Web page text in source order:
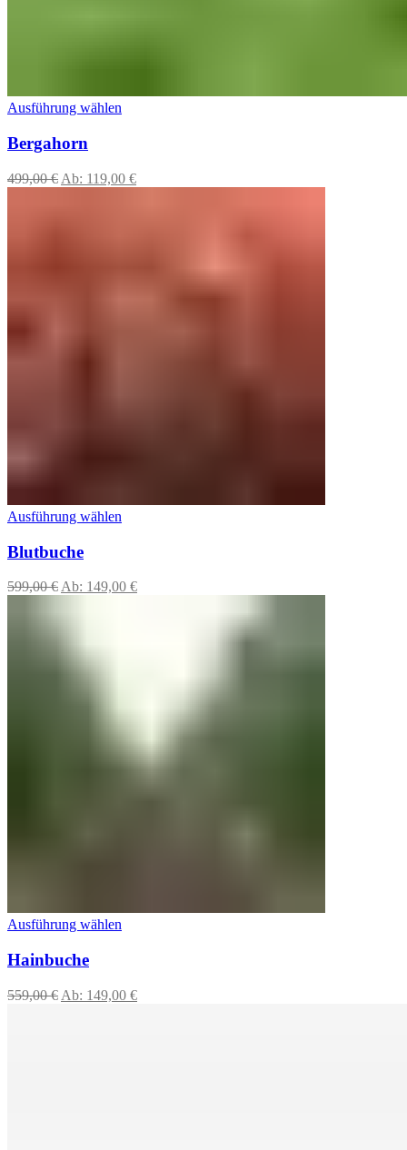
Ausführung wählen
Bergahorn
499,00€ Ab: 119,00 €
Ausführung wählen
Blutbuche
599,00€ Ab: 149,00 €
Ausführung wählen
Hainbuche
559,00€ Ab: 149,00 €